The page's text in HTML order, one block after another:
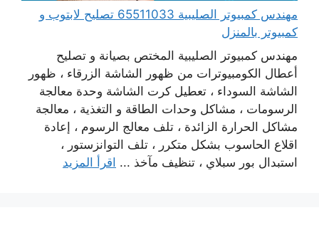
مهندس كمبيوتر الصليبية 65511033 تصليح لابتوب و
كمبيوتر بالمنزل
مهندس كمبيوتر الصليبية المختص بصيانة و تصليح
أعطال الكومبيوترات من ظهور الشاشة الزرقاء ، ظهور
الشاشة السوداء ، تعطيل كرت الشاشة وحدة معالجة
الرسومات ، مشاكل وحدات الطاقة و التغذية ، معالجة
مشاكل الحرارة الزائدة ، تلف معالج الرسوم ، إعادة
اقلاع الحاسوب بشكل متكرر ، تلف التوانزستور ،
استبدال بور سبلاي ، تنظيف مآخذ ... اقرأ المزيد